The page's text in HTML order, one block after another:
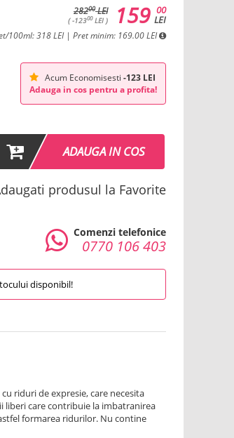
28200LEI
( -12300LEI )
00
LEI
159
100ml: 318 LEI | Pret minim: 169.00 LEI
Acum Economisesti -123 LEI
Adauga in cos pentru a profita!
ADAUGA IN COS
produsul la Favorite
Comenzi telefonice
0770 106 403
disponibil!
riduri de expresie, care necesita
liberi care contribuie la imbatranirea
formarea ridurilor. Nu contine